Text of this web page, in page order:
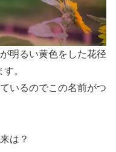
明るい黄色をした花径
。
いるのでこの名前がつ
は？